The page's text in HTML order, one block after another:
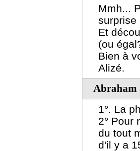
Mmh...
surprise
Et
(ou
Bien à
Alizé.
Abraham
1°. La
2° Pour
du tout
d'il y a